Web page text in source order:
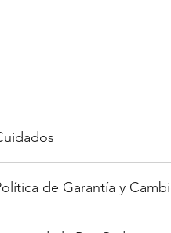
Evita el agua en el anillo de
de Garantía y